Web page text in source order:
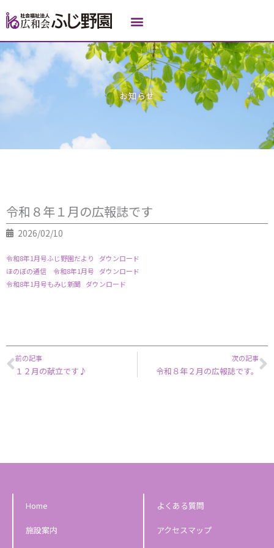
容
を
ス
キ
お知らせ
令和８年１月の広報誌です
2026/02/10
令和8年1月号ふじ野園だより
ダウンロード
ほのぼの通信 令和8年1月号
ダウンロード
令和8年1月号もみじ新聞
ダウンロード
前の記事
１２月の献立です♪
次の記事
令和８年２月の広報誌です。
Home
施設案内
よくある質問
アクセスマップ